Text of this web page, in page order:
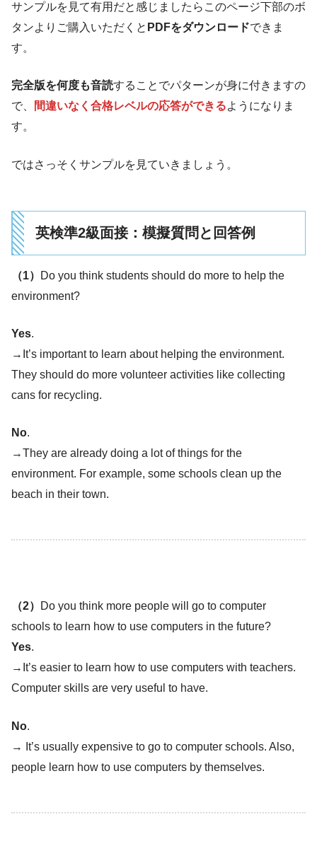
サンプルを見て有用だと感じましたらこのページ下部のボ
タンよりご購入いただくと PDFをダウンロードできま
す。
完全版を何度も音読することでパターンが身に付きますの
で、
間違いなく合格レベルの応答ができるようになりま
す。
ではさっそくサンプルを見ていきましょう。
英検準2級面接：模擬質問と回答例
（1） Do you think students should do more to help the
environment?
Yes.
→It’s important to learn about helping the environment.
They should do more volunteer activities like collecting
cans for recycling.
No.
→They are already doing a lot of things for the
environment. For example, some schools clean up the
beach in their town.
（2）
Do you think more people will go to computer
schools to learn how to use computers in the future?
Yes.
→It’s easier to learn how to use computers with teachers.
Computer skills are very useful to have.
No.
→ It’s usually expensive to go to computer schools. Also,
people learn how to use computers by themselves.